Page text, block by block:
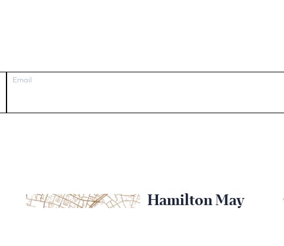
Email
Hamilton May